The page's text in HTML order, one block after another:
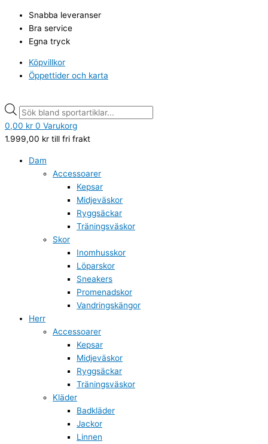
innehåll
Snabba leveranser
Bra service
Egna tryck
Köpvillkor
Öppettider och karta
search
0,00 kr 0 Varukorg
1.999,00 kr till fri frakt
Dam
Accessoarer
Kepsar
Midjeväskor
Ryggsäckar
Träningsväskor
Skor
Inomhusskor
Löparskor
Sneakers
Promenadskor
Vandringskängor
Herr
Accessoarer
Kepsar
Midjeväskor
Ryggsäckar
Träningsväskor
Kläder
Badkläder
Jackor
Linnen
search
Dundret
Junior
gloves,
mängd